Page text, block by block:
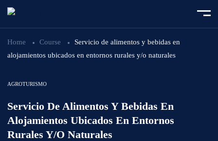
Home Course
Servicio de alimentos y bebidas en
alojamientos ubicados en entornos rurales y/o naturales
AGROTURISMO
Servicio De Alimentos Y Bebidas En
Alojamientos Ubicados En Entornos
Rurales Y/o Naturales